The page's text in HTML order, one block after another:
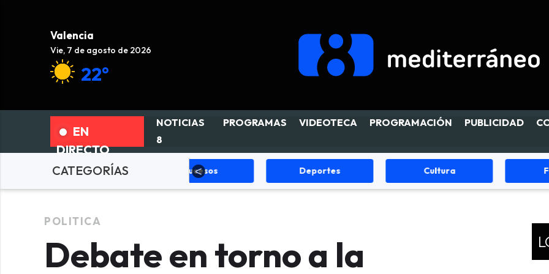
Valencia
Vie, 7 de agosto de 2026
22°
EN
DIRECTO
NOTICIAS
8
PROGRAMAS VIDEOTECA PROGRAMACIÓN PUBLICIDAD
CATEGORÍASSucesos
POLITICA
Debate en torno a la